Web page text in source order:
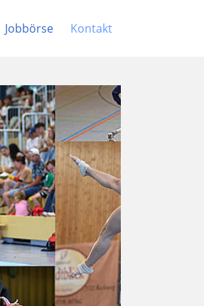
Jobbörse Kontakt